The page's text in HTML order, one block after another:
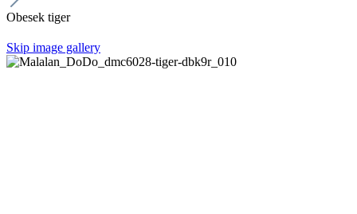
Obesek tiger
Skip image gallery